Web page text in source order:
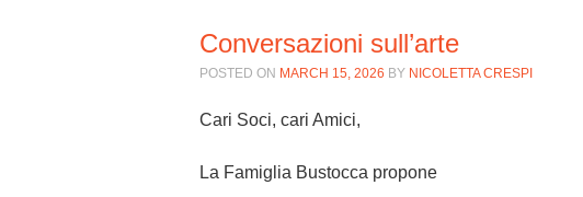
Conversazioni sull’arte
POSTED ON MARCH 15, 2026 BY NICOLETTA CRESPI
Cari Soci, cari Amici,
La Famiglia Bustocca propone